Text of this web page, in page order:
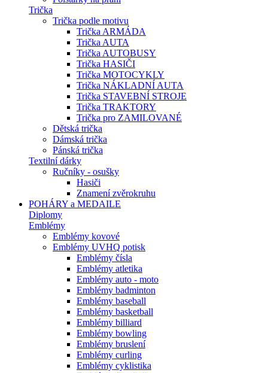
Trička
Trička podle motivu
Trička ARMÁDA
Trička AUTA
Trička AUTOBUSY
Trička HASIČI
Trička MOTOCYKLY
Trička NÁKLADNÍ AUTA
Trička STAVEBNÍ STROJE
Trička TRAKTORY
Trička pro ZAMILOVANÉ
Dětská trička
Dámská trička
Pánská trička
Textilní dárky
Ručníky - osušky
Hasiči
Znamení zvěrokruhu
POHÁRY a MEDAILE
Diplomy
Emblémy
Emblémy kovové
Emblémy UVHQ potisk
Emblémy čísla
Emblémy atletika
Emblémy auto - moto
Emblémy badminton
Emblémy baseball
Emblémy basketball
Emblémy billiard
Emblémy bowling
Emblémy bruslení
Emblémy curling
Emblémy cyklistika